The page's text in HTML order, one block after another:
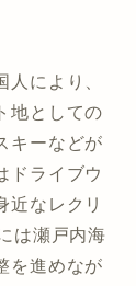
により、
地としての
キーなどが
ドライブウ
近なレクリ
は瀬戸内海
を進めなが